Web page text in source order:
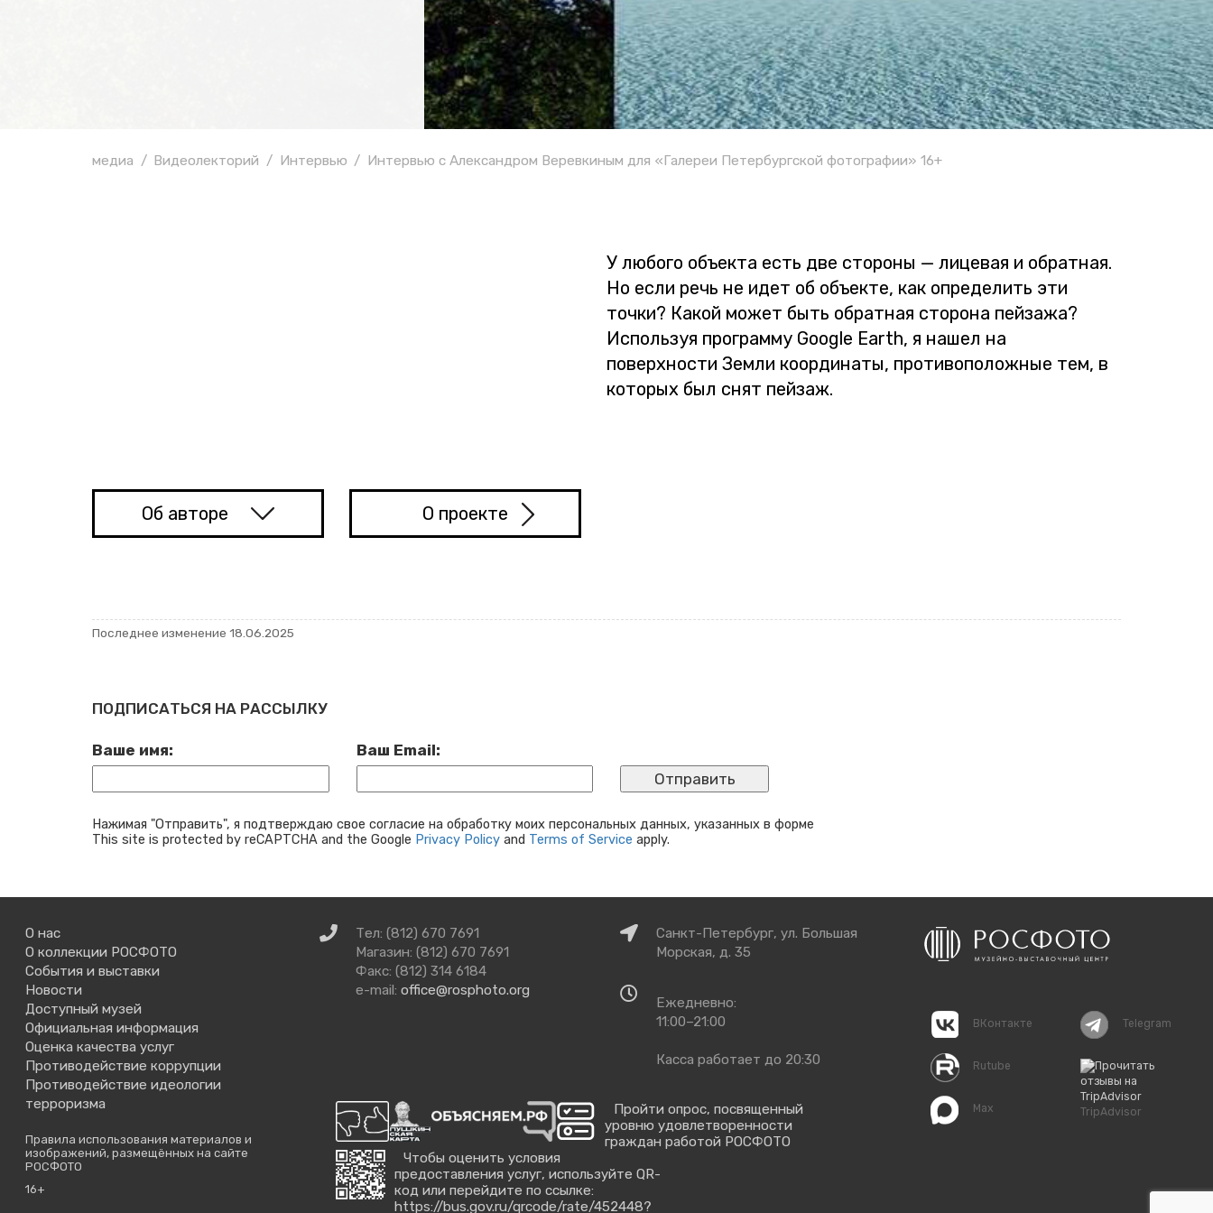
медиа Видеолекторий Интервью Интервью с Александром Веревкиным для «Галереи Петербургской фотографии» 16+
У лю­бо­го объ­ек­та есть две сто­ро­ны — ли­це­вая и об­рат­ная.
Но если речь не идет об объ­ек­те, как опре­де­лить эти
точки? Какой может быть об­рат­ная сто­ро­на пей­за­жа?
Ис­поль­зуя про­грам­му Google Earth, я нашел на
по­верх­но­сти Земли ко­ор­ди­на­ты, про­ти­во­по­лож­ные тем, в
ко­то­рых был снят пей­заж.
Об ав­то­ре О про­ек­те
По­след­нее из­ме­не­ние 18.06.2025
ПОДПИСАТЬСЯ НА РАССЫЛКУ
Ваше имя: Ваш Email:
Нажимая "Отправить", я подтверждаю свое согласие на обработку моих персональных данных, указанных в форме
This site is protected by reCAPTCHA and the Google Privacy Policy and Terms of Service apply.
О нас
О коллекции РОСФОТО
События и выставки
Новости
Доступный музей
Официальная информация
Оценка качества услуг
Противодействие коррупции
Противодействие идеологии
терроризма
Правила использования материалов и
изображений, размещённых на сайте
РОСФОТО
16+
Связаться
нами
Тел: (812) 670 7691
Магазин: (812) 670 7691
Факс: (812) 314 6184
e-mail: office@rosphoto.org
Как
добраться
Санкт-Петербург, ул. Большая
Морская, д. 35
работы
Ежедневно:
11:00–21:00
Касса работает до 20:30
Пройти опрос, посвященный
уровню удовлетворенности
граждан работой РОСФОТО
Чтобы оценить условия
предоставления услуг, используйте QR-
код или перейдите по ссылке:
https://bus.gov.ru/qrcode/rate/452448?
ВКонтакте
Rutube
Max
Telegram
TripAdvisor